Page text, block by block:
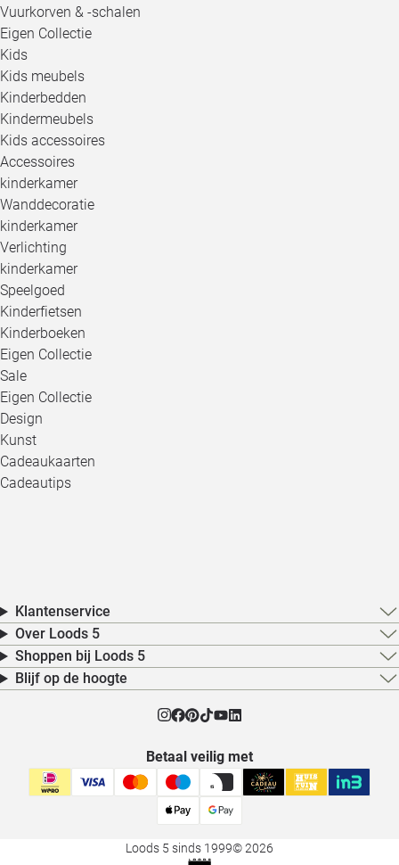
Vuurkorven & -schalen
Eigen Collectie
Kids
Kids meubels
Kinderbedden
Kindermeubels
Kids accessoires
Accessoires
kinderkamer
Wanddecoratie
kinderkamer
Verlichting
kinderkamer
Speelgoed
Kinderfietsen
Kinderboeken
Eigen Collectie
Sale
Eigen Collectie
Design
Kunst
Cadeaukaarten
Cadeautips
Klantenservice
Over Loods 5
Shoppen bij Loods 5
Blijf op de hoogte
Betaal veilig met
Loods 5 sinds 1999© 2026